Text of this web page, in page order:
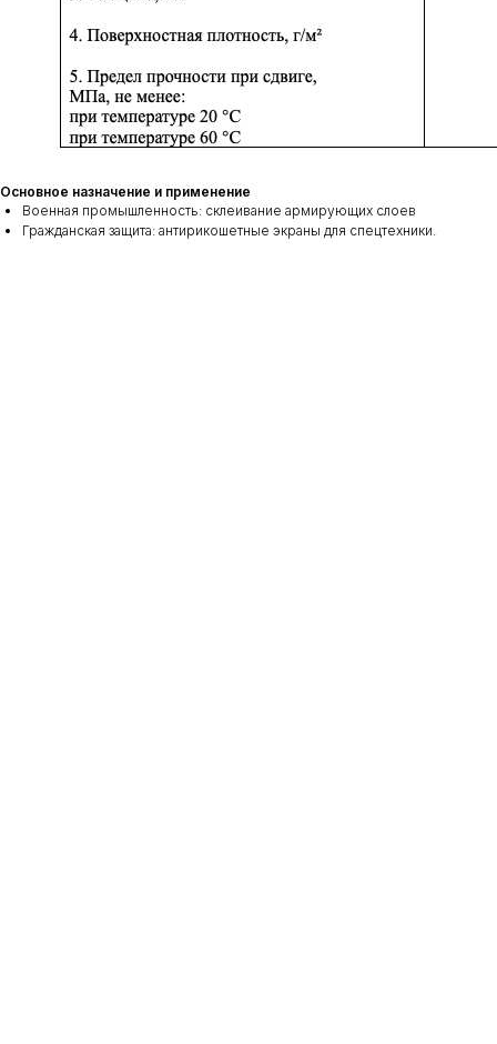
Основное назначение и применение
Военная промышленность: склеивание армирующих слоев
Гражданская защита: антирикошетные экраны для спецтехники.